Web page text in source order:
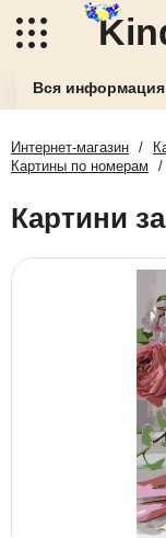
Вся информация
Интернет-магазин /
Картины по номерам
/
Картини